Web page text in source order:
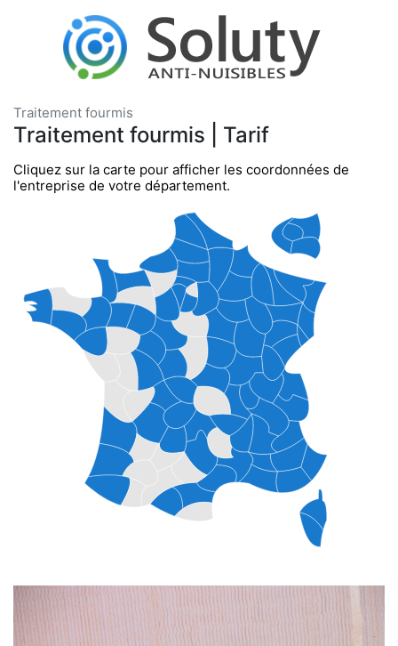
Traitement fourmis
Traitement fourmis | Tarif
Cliquez sur la carte pour afficher les coordonnées de
l'entreprise de votre département.